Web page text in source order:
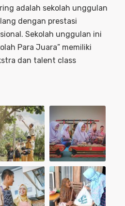
adalah sekolah unggulan
dengan prestasi
Sekolah unggulan ini
Para Juara” memiliki
dan talent class